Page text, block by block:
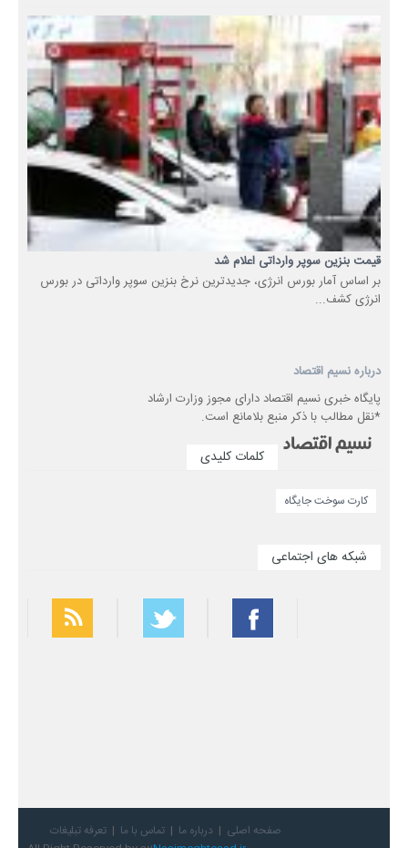
قیمت بنزین سوپر وارداتی اعلام شد
بر اساس آمار بورس انرژی، جدیدترین نرخ بنزین سوپر وارداتی در بورس
انرژی کشف...
درباره نسیم اقتصاد
پایگاه خبری نسیم اقتصاد دارای مجوز وزارت ارشاد
*نقل مطالب با ذکر منبع بلامانع است.
کلمات کلیدی
کارت سوخت جایگاه
شبکه های اجتماعی
تعرفه تبلیغات تماس با ما درباره ما
صفحه اصلی